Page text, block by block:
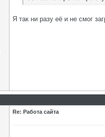
Я так ни разу её и не смог
Re: Работа сайта